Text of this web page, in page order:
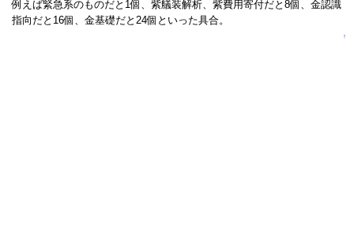
例えば緊急系のものだと1個、紫艤装解析、紫費用寄付だと8個、金認識
指向だと16個、金基礎だと24個といった具合。
↑